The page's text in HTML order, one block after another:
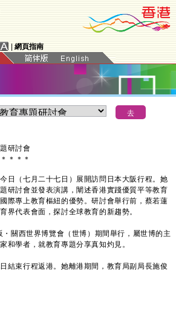
網頁指南
研討會
＊ ＊ ＊ ＊
（七月二十七日）展開訪問日本大阪行程。她
研討會並發表演講，闡述香港實踐優質平等教育
際專上教育樞紐的優勢。研討會舉行前，蔡若蓮
界代表會面，探討全球教育的新趨勢。
西世界博覽會（世博）期間舉行，屬世博的主
和學者，就教育專題分享真知灼見。
束行程返港。她離港期間，教育局副局長施俊